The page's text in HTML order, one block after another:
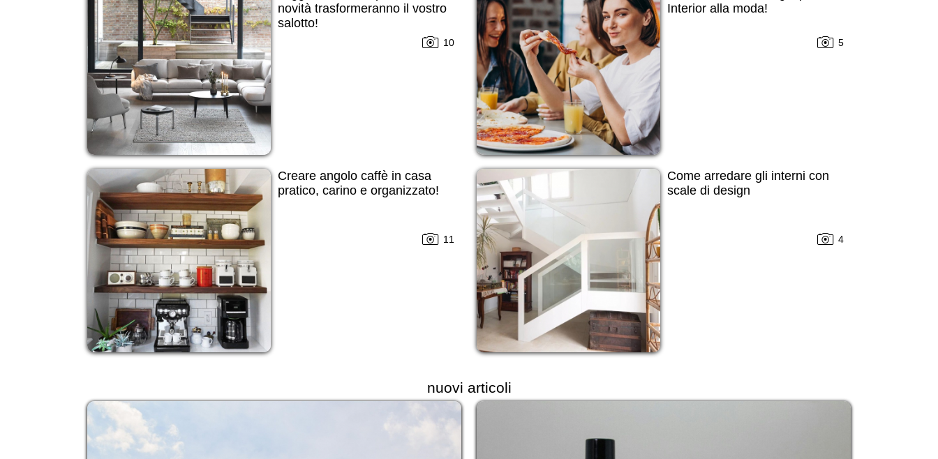
novità trasformeranno il vostro
salotto!
10
Interior alla moda!
5
Creare angolo caffè in casa
pratico, carino e organizzato!
11
Come arredare gli interni con
scale di design
4
nuovi articoli